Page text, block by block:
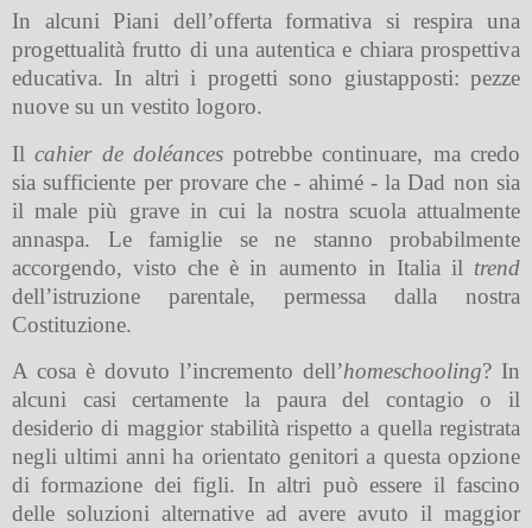
In alcuni Piani dell’offerta formativa si respira una
progettualità frutto di una autentica e chiara prospettiva
educativa. In altri i progetti sono giustapposti: pezze
nuove su un vestito logoro.
Ilcahier de doléancespotrebbe continuare, ma credo
sia sufficiente per provare che - ahimé - la Dad non sia
il male più grave in cui la nostra scuola attualmente
annaspa.
Le famiglie se ne stanno probabilmente
accorgendo, visto che è in aumento in Italia il trend
dell’istruzione parentale, permessa dalla nostra
Costituzione.
A cosa è dovuto l’incremento dell’homeschooling? In
alcuni casi certamente la paura del contagio o il
desiderio di maggior stabilità rispetto a quella registrata
negli ultimi anni ha orientato genitori a questa opzione
di formazione dei figli. In altri può essere il fascino
delle soluzioni alternative ad avere avuto il maggior